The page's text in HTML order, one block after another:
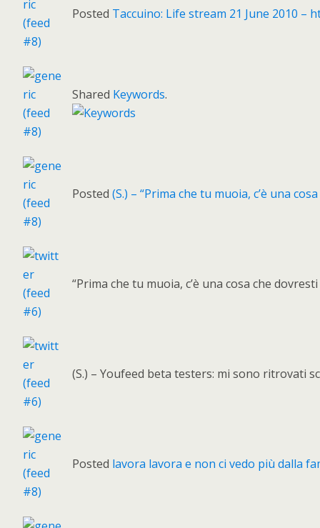
Posted Taccuino: Life stream 21 June 2010 –
Shared Keywords.
Posted (S.) – “Prima che tu muoia, c’è una
“Prima che tu muoia, c’è una cosa che
(S.) – Youfeed beta testers: mi sono ritrovati
Posted lavora lavora e non ci vedo più dalla